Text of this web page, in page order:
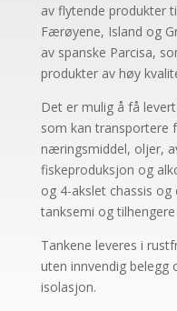
av flytende produkter
Færøyene, Island og
av spanske Parcisa,
produkter av høy
Det er mulig å få
som kan transportere
næringsmiddel, oljer,
fiskeproduksjon og
og 4-akslet chassis
tanksemi og
Tankene leveres i
uten innvendig belegg
isolasjon.